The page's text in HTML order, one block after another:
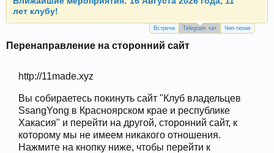
Внимание, новые участники нашего клуба!
Основное общение происходит вTelegram-чате.
Чип-тюнинг (прошивка) дизелей от
Прошедшие встречи клуба:1.2 .3.4 .5 .6.7.8.9.10
12.13.14.15.16.17.18 .19.20.21 22.23.24.
Ближайшие мероприятия: 16 Августа 2026 года, 11
лет клубу!
Встречи Telegram чат Чип-тюниг
Перенаправление на сторонний сайт
http://11made.xyz
Вы собираетесь покинуть сайт "Клуб владельцев
SsangYong в Красноярском крае и республике
Хакасия" и перейти на другой, сторонний сайт, к
которому мы не имеем никакого отношения.
Нажмите на кнопку ниже, чтобы перейти к